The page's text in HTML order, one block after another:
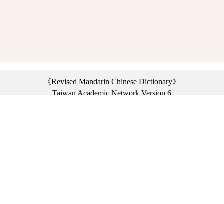
《Revised Mandarin Chinese Dictionary》
Taiwan Academic Network Version 6